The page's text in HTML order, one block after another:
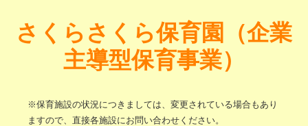
さくらさくら保育園（企業
主導型保育事業）
※保育施設の状況につきましては、変更されている場合もあり
ますので、直接各施設にお問い合わせください。